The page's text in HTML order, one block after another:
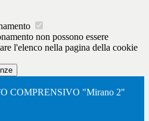
non possono essere
l'elenco nella pagina della cookie
COMPRENSIVO "Mirano 2"